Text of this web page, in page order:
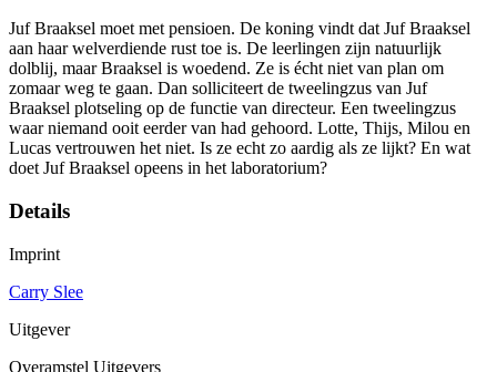
Juf Braaksel moet met pensioen. De koning vindt dat Juf Braaksel
aan haar welverdiende rust toe is. De leerlingen zijn natuurlijk
dolblij, maar Braaksel is woedend. Ze is écht niet van plan om
zomaar weg te gaan. Dan solliciteert de tweelingzus van Juf
Braaksel plotseling op de functie van directeur. Een tweelingzus
waar niemand ooit eerder van had gehoord. Lotte, Thijs, Milou en
Lucas vertrouwen het niet. Is ze echt zo aardig als ze lijkt? En wat
doet Juf Braaksel opeens in het laboratorium?
Details
Imprint
Carry Slee
Uitgever
Overamstel Uitgevers